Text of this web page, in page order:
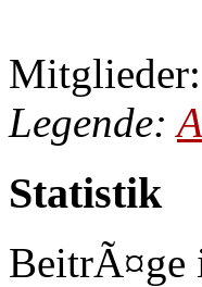
Legende:
Statistik
BeitrÃ¤ge